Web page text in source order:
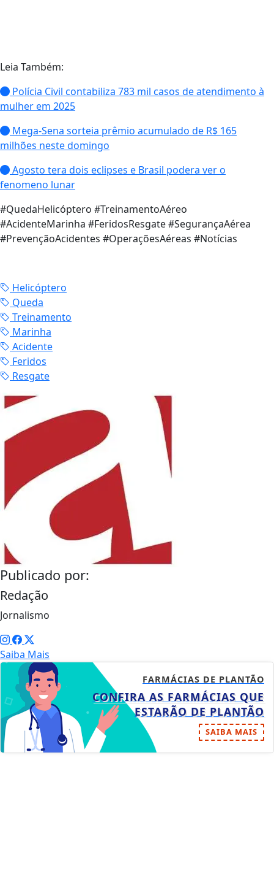
Leia Também:
Polícia Civil contabiliza 783 mil casos de atendimento à
mulher em 2025
Mega-Sena sorteia prêmio acumulado de R$ 165
milhões neste domingo
Agosto tera dois eclipses e Brasil podera ver o
fenomeno lunar
#QuedaHelicóptero #TreinamentoAéreo
#AcidenteMarinha #FeridosResgate #SegurançaAérea
#PrevençãoAcidentes #OperaçõesAéreas #Notícias
Helicóptero
Queda
Treinamento
Marinha
Acidente
Feridos
Resgate
Publicado por:
Redação
Jornalismo
Saiba Mais
FARMÁCIAS DE PLANTÃO
CONFIRA AS FARMÁCIAS QUE
ESTARÃO DE PLANTÃO
SAIBA MAIS